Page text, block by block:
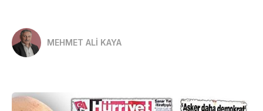
MEHMET ALİ KAYA